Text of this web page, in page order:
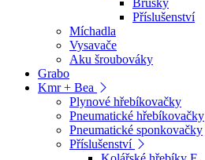
Příslušenství
Míchadla
Vysavače
Aku šroubováky
Grabo
Kmr + Bea
Plynové hřebíkovačky
Pneumatické hřebíkovačky
Pneumatické sponkovačky
Příslušenství